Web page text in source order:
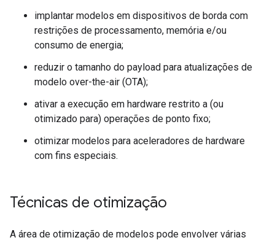
implantar modelos em dispositivos de borda com
restrições de processamento, memória e/ou
consumo de energia;
reduzir o tamanho do payload para atualizações de
modelo over-the-air (OTA);
ativar a execução em hardware restrito a (ou
otimizado para) operações de ponto fixo;
otimizar modelos para aceleradores de hardware
com fins especiais.
Técnicas de otimização
A área de otimização de modelos pode envolver várias